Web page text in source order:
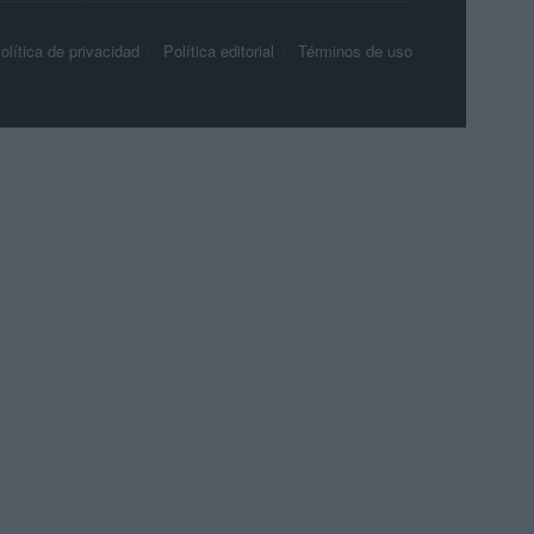
de privacidad Política editorial Términos de uso